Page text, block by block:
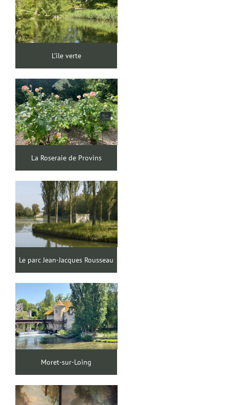
L’île verte
La Roseraie de Provins
Le parc Jean-Jacques Rousseau
Moret-sur-Loing